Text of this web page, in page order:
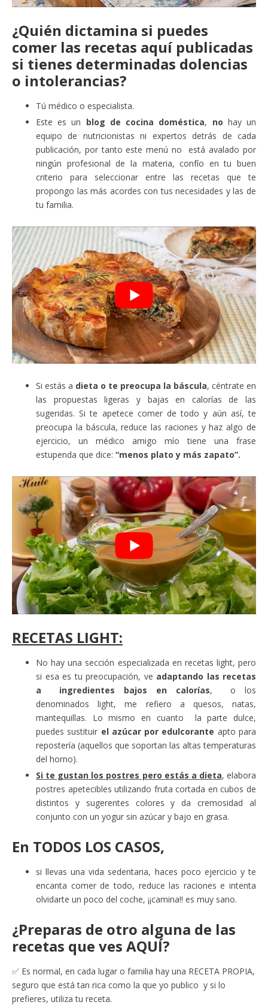
¿Quién dictamina si puedes
comer las recetas aquí publicadas
si tienes determinadas dolencias
o intolerancias?
Tú médico o especialista.
Este es un blog de cocina doméstica, no hay un
equipo de nutricionistas ni expertos detrás de cada
publicación, por tanto este menú no está avalado por
ningún profesional de la materia, confío en tu buen
criterio para seleccionar entre las recetas que te
propongo las más acordes con tus necesidades y las de
tu familia.
Si estás a dieta o te preocupa la báscula, céntrate en
las propuestas ligeras y bajas en calorías de las
sugeridas. Si te apetece comer de todo y aún así, te
preocupa la báscula, reduce las raciones y haz algo de
ejercicio, un médico amigo mío tiene una frase
estupenda que dice: “menos plato y más zapato”.
RECETAS LIGHT:
No hay una sección especializada en recetas light, pero
si esa es tu preocupación, ve adaptando las recetas
a ingredientes bajos en calorías, o los
denominados light, me refiero a quesos, natas,
mantequillas. Lo mismo en cuanto la parte dulce,
puedes sustituir el azúcar por edulcorante apto para
repostería (aquellos que soportan las altas temperaturas
del horno).
Si te gustan los postres pero estás a dieta, elabora
postres apetecibles utilizando fruta cortada en cubos de
distintos y sugerentes colores y da cremosidad al
conjunto con un yogur sin azúcar y bajo en grasa.
En TODOS LOS CASOS,
si llevas una vida sedentaria, haces poco ejercicio y te
encanta comer de todo, reduce las raciones e intenta
olvidarte un poco del coche, ¡¡camina!! es muy sano.
¿Preparas de otro alguna de las
recetas que ves AQUÍ?
✅ Es normal, en cada lugar o familia hay una RECETA PROPIA,
seguro que está tan rica como la que yo publico y si lo
prefieres, utiliza tu receta.